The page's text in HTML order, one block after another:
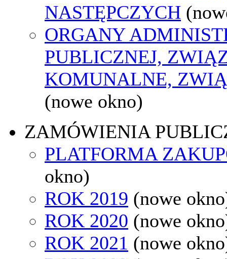
NASTĘPCZYCH
ORGANY
PUBLICZNEJ,
KOMUNALNE,
(nowe okno)
ZAMÓWIENIA
PLATFORMA
okno)
ROK 2019 (nowe
ROK 2020 (nowe
ROK 2021 (nowe